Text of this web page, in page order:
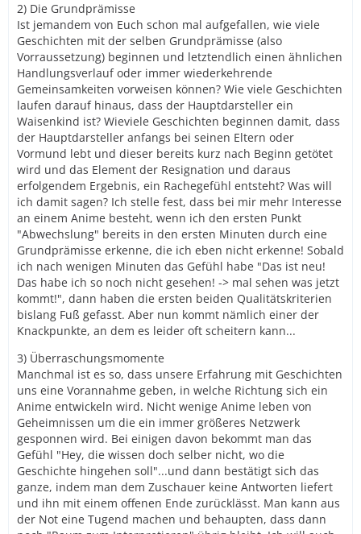
2) Die Grundprämisse
Ist jemandem von Euch schon mal aufgefallen, wie viele
Geschichten mit der selben Grundprämisse (also
Vorraussetzung) beginnen und letztendlich einen ähnlichen
Handlungsverlauf oder immer wiederkehrende
Gemeinsamkeiten vorweisen können? Wie viele Geschichten
laufen darauf hinaus, dass der Hauptdarsteller ein
Waisenkind ist? Wieviele Geschichten beginnen damit, dass
der Hauptdarsteller anfangs bei seinen Eltern oder
Vormund lebt und dieser bereits kurz nach Beginn getötet
wird und das Element der Resignation und daraus
erfolgendem Ergebnis, ein Rachegefühl entsteht? Was will
ich damit sagen? Ich stelle fest, dass bei mir mehr Interesse
an einem Anime besteht, wenn ich den ersten Punkt
"Abwechslung" bereits in den ersten Minuten durch eine
Grundprämisse erkenne, die ich eben nicht erkenne! Sobald
ich nach wenigen Minuten das Gefühl habe "Das ist neu!
Das habe ich so noch nicht gesehen! -> mal sehen was jetzt
kommt!", dann haben die ersten beiden Qualitätskriterien
bislang Fuß gefasst. Aber nun kommt nämlich einer der
Knackpunkte, an dem es leider oft scheitern kann...
3) Überraschungsmomente
Manchmal ist es so, dass unsere Erfahrung mit Geschichten
uns eine Vorannahme geben, in welche Richtung sich ein
Anime entwickeln wird. Nicht wenige Anime leben von
Geheimnissen um die ein immer größeres Netzwerk
gesponnen wird. Bei einigen davon bekommt man das
Gefühl "Hey, die wissen doch selber nicht, wo die
Geschichte hingehen soll"...und dann bestätigt sich das
ganze, indem man dem Zuschauer keine Antworten liefert
und ihn mit einem offenen Ende zurücklässt. Man kann aus
der Not eine Tugend machen und behaupten, dass dann